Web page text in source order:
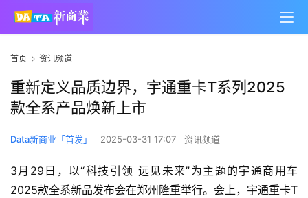
首页 资讯频道
重新定义品质边界，宇通重卡T系列2025
款全系产品焕新上市
Data新商业「首发」 2025-03-31 17:07 资讯频道
3月29日，以“科技引领 远见未来”为主题的宇通商用车
2025款全系新品发布会在郑州隆重举行。会上，宇通重卡T